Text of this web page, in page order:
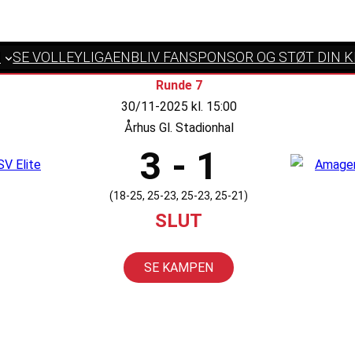
SE VOLLEYLIGAENBLIV FANSPONSOR OG STØT DIN
Runde 7
30/11-2025 kl. 15:00
Århus Gl. Stadionhal
3 - 1
(18-25, 25-23, 25-23, 25-21)
SLUT
SE KAMPEN